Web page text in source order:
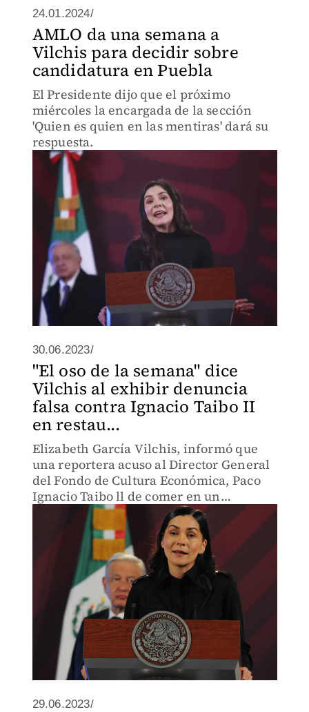
24.01.2024/
AMLO da una semana a
Vilchis para decidir sobre
candidatura en Puebla
El Presidente dijo que el próximo
miércoles la encargada de la sección
'Quien es quien en las mentiras' dará su
respuesta.
30.06.2023/
"El oso de la semana" dice
Vilchis al exhibir denuncia
falsa contra Ignacio Taibo II
en restau...
Elizabeth García Vilchis, informó que
una reportera acuso al Director General
del Fondo de Cultura Económica, Paco
Ignacio Taibo ll de comer en un
restaurante lujoso llamado "El Colmillo"
en Artz Pedregal, y no era él.
29.06.2023/